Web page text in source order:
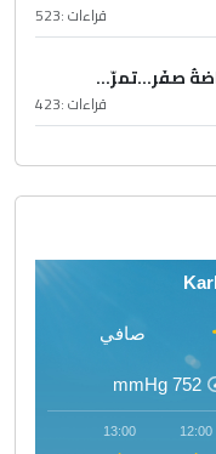
قراءات :523
صفَر…تمرّ...
قراءات :423
صافي
752
mmHg
12:00
13:00